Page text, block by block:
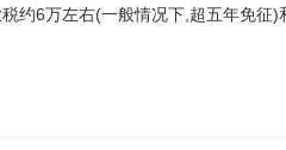
约6万左右(一般情况下,超五年免征)